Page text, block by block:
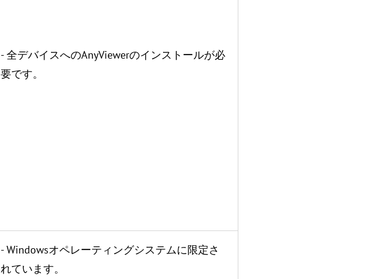
- 全デバイスへのAnyViewerのインストールが必
要です。
- Windowsオペレーティングシステムに限定さ
れています。